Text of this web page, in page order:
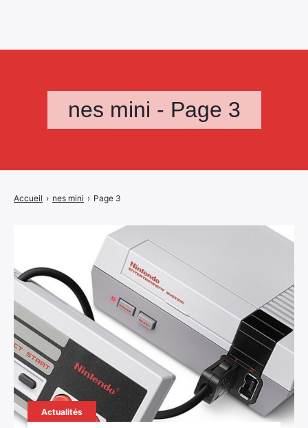
nes mini - Page 3
Accueil › nes mini › Page 3
Actualités